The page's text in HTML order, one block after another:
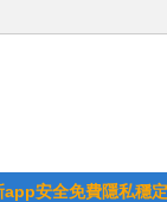
app安全免費隱私穩